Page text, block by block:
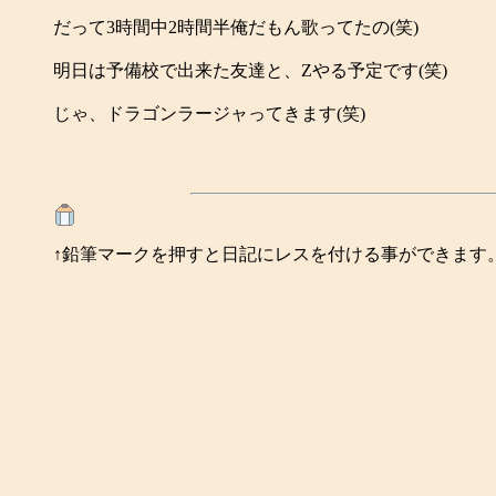
だって3時間中2時間半俺だもん歌ってたの(笑)
明日は予備校で出来た友達と、Zやる予定です(笑)
じゃ、ドラゴンラージャってきます(笑)
↑鉛筆マークを押すと日記にレスを付ける事ができます